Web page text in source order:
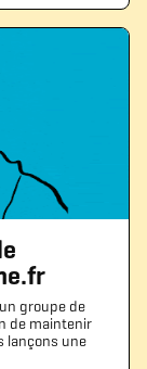
groupe de
de maintenir
lançons une